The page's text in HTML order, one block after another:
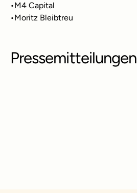
•M4 Capital
•Moritz Bleibtreu
Pressemitteilungen